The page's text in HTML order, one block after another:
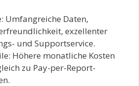
Umfangreiche Daten,
exzellenter
und Supportservice.
Höhere monatliche Kosten
zu Pay-per-Report-